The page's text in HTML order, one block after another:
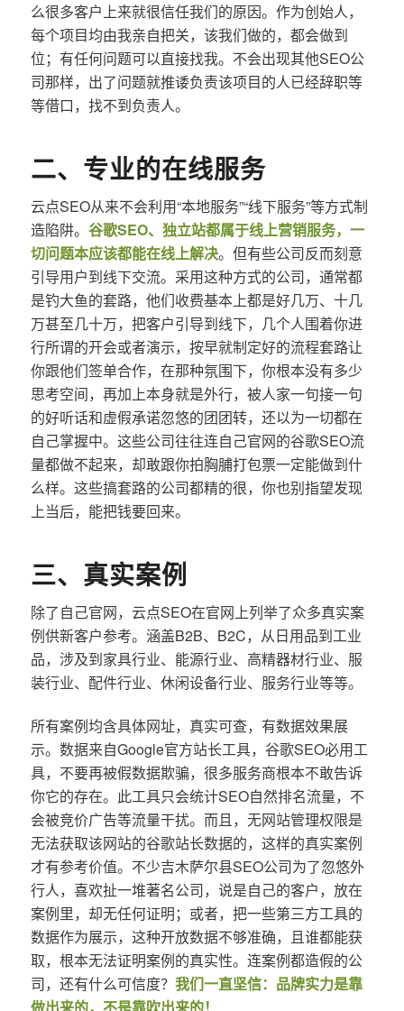
么很多客户上来就很信任我们的原因。作为创始人，
每个项目均由我亲自把关，该我们做的，都会做到
位；有任何问题可以直接找我。不会出现其他SEO公
司那样，出了问题就推诿负责该项目的人已经辞职等
等借口，找不到负责人。
二、专业的在线服务
云点SEO从来不会利用“本地服务”“线下服务”等方式制
造陷阱。 谷歌SEO、独立站都属于线上营销服务，一
切问题本应该都能在线上解决。但有些公司反而刻意
引导用户到线下交流。采用这种方式的公司，通常都
是钓大鱼的套路，他们收费基本上都是好几万、十几
万甚至几十万，把客户引导到线下，几个人围着你进
行所谓的开会或者演示，按早就制定好的流程套路让
你跟他们签单合作，在那种氛围下，你根本没有多少
思考空间，再加上本身就是外行，被人家一句接一句
的好听话和虚假承诺忽悠的团团转，还以为一切都在
自己掌握中。这些公司往往连自己官网的谷歌SEO流
量都做不起来，却敢跟你拍胸脯打包票一定能做到什
么样。这些搞套路的公司都精的很，你也别指望发现
上当后，能把钱要回来。
三、真实案例
除了自己官网，云点SEO在官网上列举了众多真实案
例供新客户参考。涵盖B2B、B2C，从日用品到工业
品，涉及到家具行业、能源行业、高精器材行业、服
装行业、配件行业、休闲设备行业、服务行业等等。
所有案例均含具体网址，真实可查，有数据效果展
示。数据来自Google官方站长工具，谷歌SEO必用工
具，不要再被假数据欺骗，很多服务商根本不敢告诉
你它的存在。此工具只会统计SEO自然排名流量，不
会被竞价广告等流量干扰。而且，无网站管理权限是
无法获取该网站的谷歌站长数据的，这样的真实案例
才有参考价值。不少吉木萨尔县SEO公司为了忽悠外
行人，喜欢扯一堆著名公司，说是自己的客户，放在
案例里，却无任何证明；或者，把一些第三方工具的
数据作为展示，这种开放数据不够准确，且谁都能获
取，根本无法证明案例的真实性。连案例都造假的公
司，还有什么可信度？ 我们一直坚信：品牌实力是靠